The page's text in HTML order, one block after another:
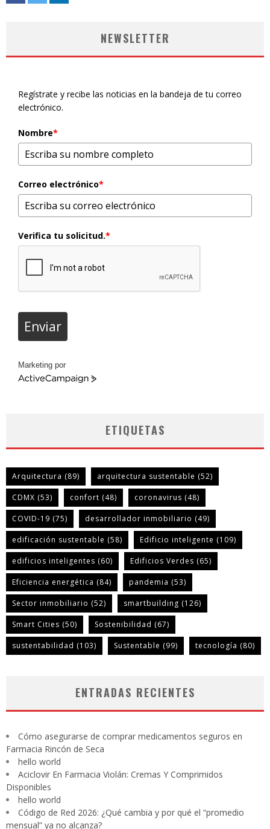
NEWSLETTER
Regístrate y recibe las noticias en la bandeja de tu correo
electrónico.
Nombre*
Correo electrónico*
Verifica tu solicitud.*
Enviar
Marketing por
ActiveCampaign
ETIQUETAS
Arquitectura (89) arquitectura sustentable (52)
CDMX (53) confort (48) coronavirus (48)
COVID-19 (75) desarrollador inmobiliario (49)
edificación sustentable (58) Edificio inteligente (109)
edificios inteligentes (60) Edificios Verdes (65)
Eficiencia energética (84) pandemia (53)
Sector inmobiliario (52) smartbuilding (126)
Smart Cities (50) Sostenibilidad (67)
sustentabilidad (103) Sustentable (99) tecnología (80)
ENTRADAS RECIENTES
Cómo asegurarse de comprar medicamentos seguros en
Farmacia Rincón de Seca
hello world
Aciclovir En Farmacia Violán: Cremas Y Comprimidos
Disponibles
hello world
Código de Red 2026: ¿Qué cambia y por qué el “promedio
mensual” ya no alcanza?